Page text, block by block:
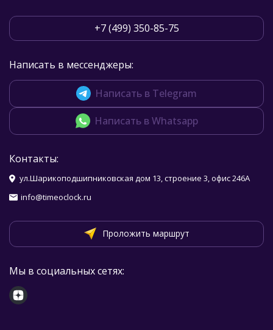
+7 (499) 350-85-75
Написать в мессенджеры:
Написать в Telegram
Написать в Whatsapp
Контакты:
ул.Шарикоподшипниковская дом 13, строение 3, офис 246А
info@timeoclock.ru
Проложить маршрут
Мы в социальных сетях: